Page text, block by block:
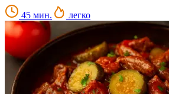
45 мин. легко